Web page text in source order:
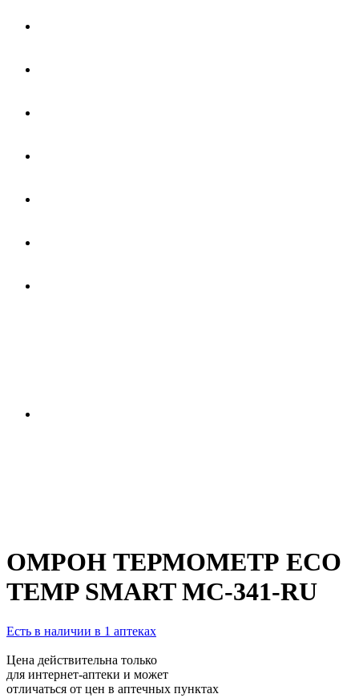
ОМРОН ТЕРМОМЕТР ECO
TEMP SMART MC-341-RU
Есть в наличии в 1 аптеках
Цена действительна только
для интернет-аптеки и может
отличаться от цен в аптечных пунктах